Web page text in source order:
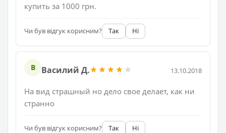
купить за 1000 грн.
Чи був відгук корисним? Так Ні
В Василий Д. 13.10.2018
На вид страшный но дело свое делает, как ни
странно
Чи був відгук корисним? Так Ні